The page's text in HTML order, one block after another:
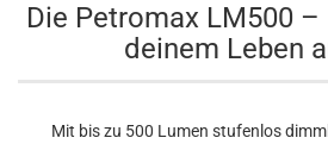
Die Petromax LM500
deinem Leben
Mit bis zu 500 Lumen stufenlos